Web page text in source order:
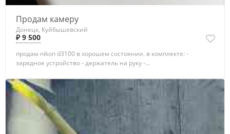
Продам камеру
Донецк, Куйбышевский
₽ 9 500
продам nikon d3100 в хорошем состоянии. в комплекте: -
зарядное устройство - держатель на руку -...